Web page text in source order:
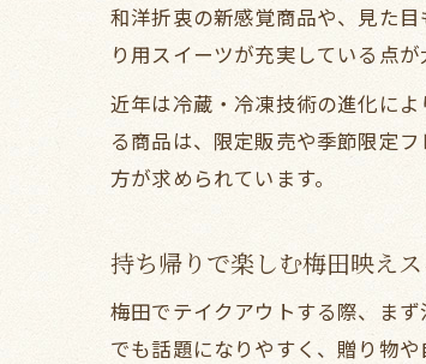
和洋折衷の新感覚商品や、見た
り用スイーツが充実している点が
近年は冷蔵・冷凍技術の進化に
る商品は、限定販売や季節限定
方が求められています。
持ち帰りで楽しむ梅田映え
梅田でテイクアウトする際、ま
でも話題になりやすく、贈り物